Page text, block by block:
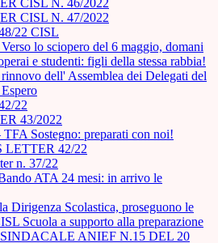
CISL N. 46/2022
CISL N. 47/2022
22 CISL
lo sciopero del 6 maggio, domani
e studenti: figli della stessa rabbia!
dell' Assemblea dei Delegati del
22
43/2022
Sostegno: preparati con noi!
LETTER 42/22
n. 37/22
ATA 24 mesi: in arrivo le
Dirigenza Scolastica, proseguono le
Scuola a supporto alla preparazione
ANIEF N.15 DEL 20